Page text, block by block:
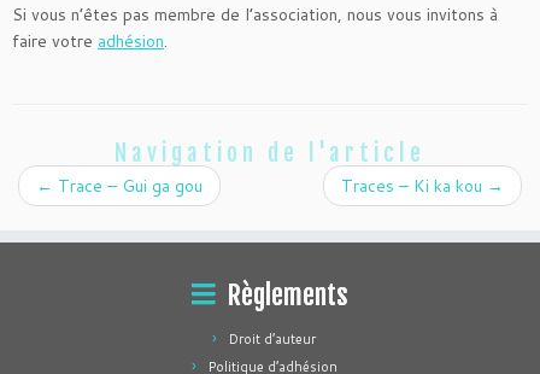
Si vous n’êtes pas membre de l’association, nous vous invitons à
faire votre adhésion.
Navigation de l'article
← Trace – Gui ga gou Traces – Ki ka kou →
Règlements
Droit d’auteur
Politique d’adhésion